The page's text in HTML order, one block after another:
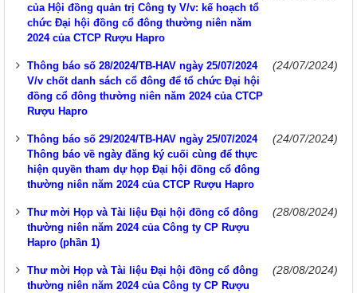
của Hội đồng quản trị Công ty V/v: kế hoạch tổ
chức Đại hội đồng cổ đông thường niên năm
2024 của CTCP Rượu Hapro
Thông báo số 28/2024/TB-HAV ngày 25/07/2024
V/v chốt danh sách cổ đông để tổ chức Đại hội
đồng cổ đông thường niên năm 2024 của CTCP
Rượu Hapro
(24/07/2024)
Thông báo số 29/2024/TB-HAV ngày 25/07/2024
Thông báo về ngày đăng ký cuối cùng để thực
hiện quyền tham dự họp Đại hội đồng cổ đông
thường niên năm 2024 của CTCP Rượu Hapro
(24/07/2024)
Thư mời Họp và Tài liệu Đại hội đồng cổ đông
thường niên năm 2024 của Công ty CP Rượu
Hapro (phần 1)
(28/08/2024)
Thư mời Họp và Tài liệu Đại hội đồng cổ đông
thường niên năm 2024 của Công ty CP Rượu
(28/08/2024)